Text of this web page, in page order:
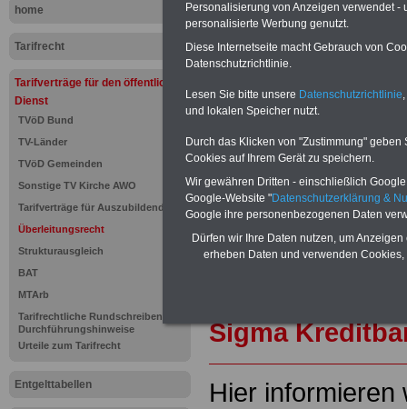
home
Tarifrecht
Tarifverträge für den öffentlichen
Dienst
TVöD Bund
TV-Länder
TVöD Gemeinden
Sonstige TV Kirche AWO
Tarifverträge für Auszubildende
Überleitungsrecht
Strukturausgleich
BAT
MTArb
Tarifrechtliche Rundschreiben und
Durchführungshinweise
Urteile zum Tarifrecht
Entgelttabellen
PDF-SERVICE
Für nur 15 Euro (inkl.
können Sie mehr als zehn
ausdrucken. Der PDF-
zum Tarifrecht für den
Komfort: Sie können aus
direkt zur weiterführenden
mehrere OnlineBücher bzw.
Beamtinnen und Beamte mit
und Ländern,
Nebentätig-keitsrecht für
wir ausgewählte Links, z.B.
>>>hier
Sigma
Hier informieren
Personalisierung von Anzeigen verwendet
personalisierte Werbung genutzt.
Diese Internetseite macht Gebrauch von
Datenschutzrichtlinie.
Lesen Sie bitte unsere Datenschutzrichtlinie
und lokalen Speicher nutzt.
Durch das Klicken von "Zustimmung"
Cookies auf Ihrem Gerät zu speichern.
Wir gewähren Dritten - einschließlich
Google-Website "Datenschutzerklärung &
Google ihre personenbezogenen Daten
Dürfen wir Ihre Daten nutzen, um
erheben Daten und verwenden